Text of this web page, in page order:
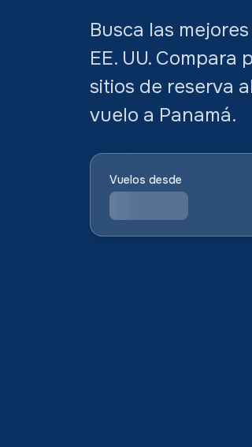
Busca las
EE. UU.
sitios de reserva
vuelo a Panamá.
Vuelos desde